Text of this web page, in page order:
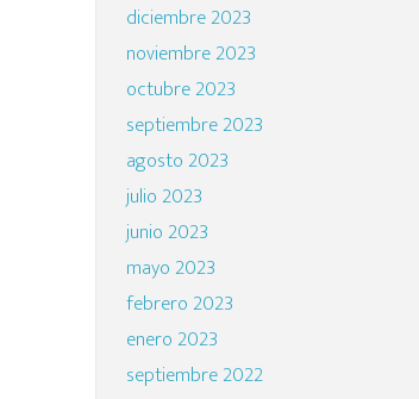
diciembre 2023
noviembre 2023
octubre 2023
septiembre 2023
agosto 2023
julio 2023
junio 2023
mayo 2023
febrero 2023
enero 2023
septiembre 2022